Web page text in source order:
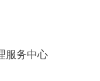
服务中心